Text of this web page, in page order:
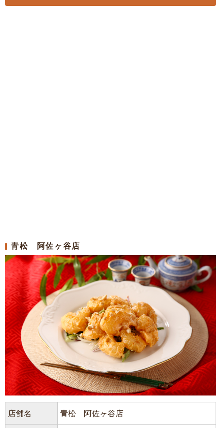
青松 阿佐ヶ谷店
店舗名 青松 阿佐ヶ谷店